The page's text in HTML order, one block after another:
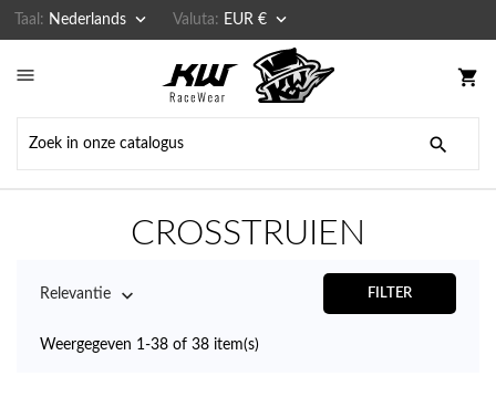
Taal: Nederlands  Valuta: EUR € 
 shopping_cart

CROSSTRUIEN
Relevantie  FILTER
Weergegeven 1-38 of 38 item(s)